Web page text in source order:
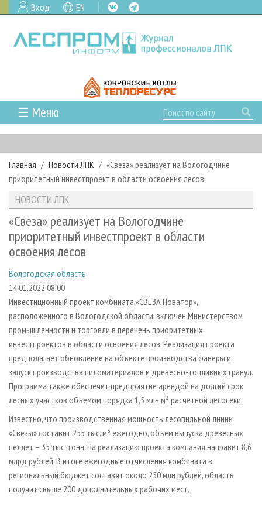
Вход EN
☰ Меню
ГЛАВНАЯ
РУБРИКИ И ТЕМЫ
РУБРИКИ ЖУРНАЛА
ЛЕСОЗАГОТОВКА
ЛЕСОПИЛЕНИЕ
ДЕРЕВООБРАБОТКА
СУШКА ДРЕВЕСИНЫ
ПРОИЗВОДСТВО ДРЕВЕСНЫХ ПЛИТ
ДЕРЕВЯННОЕ ДОМОСТРОЕНИЕ
ПРОИЗВОДСТВО МЕБЕЛИ
БИОЭНЕРГЕТИКА
ЦБП
ИНСТРУМЕНТ И МАТЕРИАЛЫ
НОВОСТИ
НОВОСТИ ЛПК
НОВОСТИ ЖУРНАЛА
НОВОСТИ КОМПАНИЙ
ПРОЕКТЫ ЛПИ
АНАЛИТИКА
ПРЕДПРИЯТИЯ ЛПК
ЛЕСНЫЕ РЕГИОНЫ РОССИИ
ПЕРСОНЫ
МОБИЛЬНЫЕ ВЫСТАВКИ
ОФИЦИАЛЬНЫЕ ДЕЛЕГАЦИИ
ПРИОРИТЕТНЫЕ ИНВЕСТПРОЕКТЫ
RUSSIAN FORESTRY REVIEW
ГАЗЕТА ЛЕСПРОМФОРУМ
БИБЛИОТЕКА СПЕЦИАЛИСТА
АРХИВ
АРХИВ ЖУРНАЛОВ
СТАТЬИ
О ЖУРНАЛЕ
ПОДПИСКА
КОНТАКТЫ
РЕКЛАМОДАТЕЛЯМ
РЕКЛАМА
РЕКЛАМА НА САЙТЕ
Главная Новости ЛПК
«Свеза» реализует на Вологодчине
приоритетный инвестпроект в области освоения лесов
НОВОСТИ ЛПК
«Свеза» реализует на Вологодчине
приоритетный инвестпроект в области
освоения лесов
Вологодская область
14.01.2022 08:00
Инвестиционный проект комбината «СВЕЗА Новатор»,
расположенного в Вологодской области, включен Министерством
промышленности и торговли в перечень приоритетных
инвестпроектов в области освоения лесов. Реализация проекта
предполагает обновление на объекте производства фанеры и
запуск производства пиломатериалов и древесно-топливных гранул.
Программа также обеспечит предприятие арендой на долгий срок
лесных участков объемом порядка 1,5 млн м³ расчетной лесосеки.
Известно, что производственная мощность лесопильной линии
«Свезы» составит 255 тыс. м³ ежегодно, объем выпуска древесных
пеллет – 35 тыс. тонн. На реализацию проекта компания направит 8,6
млрд рублей. В итоге ежегодные отчисления комбината в
региональный бюджет составят около 250 млн рублей, область
получит свыше 200 дополнительных рабочих мест.